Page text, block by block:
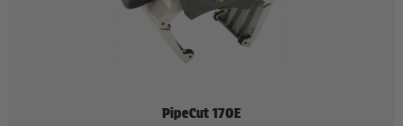
PipeCut 170E